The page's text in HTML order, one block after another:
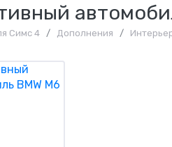
Симс 4 / Дополнения /